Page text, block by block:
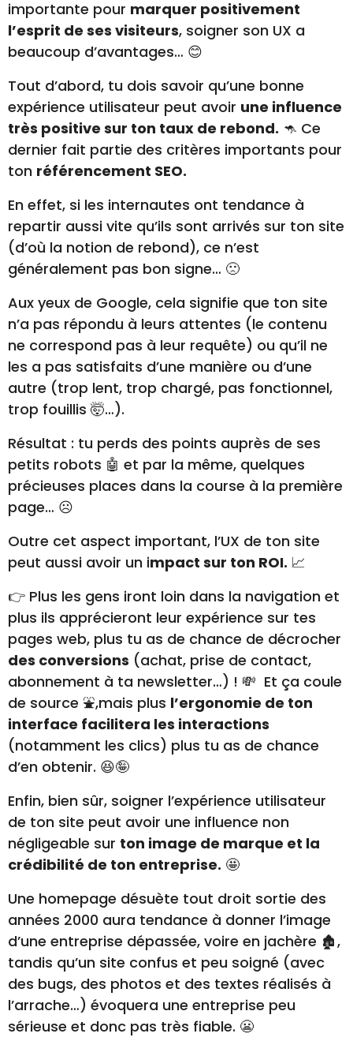
importante pour marquer positivement
l’esprit de ses visiteurs, soigner son UX a
beaucoup d’avantages… 😊
Tout d’abord, tu dois savoir qu’une bonne
expérience utilisateur peut avoir une influence
très positive sur ton taux de rebond. 🦘 Ce
dernier fait partie des critères importants pour
ton référencement SEO.
En effet, si les internautes ont tendance à
repartir aussi vite qu’ils sont arrivés sur ton site
(d’où la notion de rebond), ce n’est
généralement pas bon signe… 🙁
Aux yeux de Google, cela signifie que ton site
n’a pas répondu à leurs attentes (le contenu
ne correspond pas à leur requête) ou qu’il ne
les a pas satisfaits d’une manière ou d’une
autre (trop lent, trop chargé, pas fonctionnel,
trop fouillis 🤯…).
Résultat : tu perds des points auprès de ses
petits robots 🤖 et par la même, quelques
précieuses places dans la course à la première
page… ☹️
Outre cet aspect important, l’UX de ton site
peut aussi avoir un impact sur ton ROI. 📈
👉 Plus les gens iront loin dans la navigation et
plus ils apprécieront leur expérience sur tes
pages web, plus tu as de chance de décrocher
des conversions (achat, prise de contact,
abonnement à ta newsletter…) ! 💸 Et ça coule
de source ⛲,mais plus l’ergonomie de ton
interface facilitera les interactions
(notamment les clics) plus tu as de chance
d’en obtenir. 😆🤪
Enfin, bien sûr, soigner l’expérience utilisateur
de ton site peut avoir une influence non
négligeable sur ton image de marque et la
crédibilité de ton entreprise. 🤩
Une homepage désuète tout droit sortie des
années 2000 aura tendance à donner l’image
d’une entreprise dépassée, voire en jachère 🏚️,
tandis qu’un site confus et peu soigné (avec
des bugs, des photos et des textes réalisés à
l’arrache…) évoquera une entreprise peu
sérieuse et donc pas très fiable. 😬